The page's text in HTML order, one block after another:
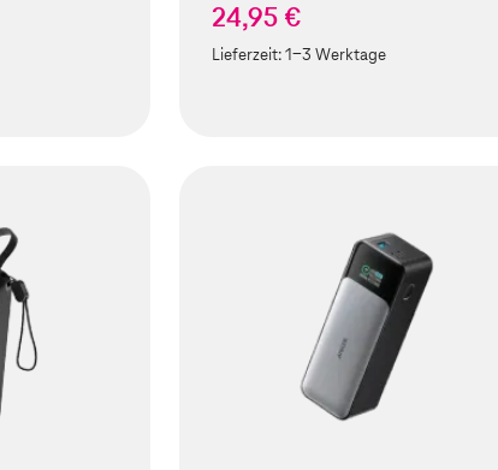
24,95 €
Lieferzeit:1-3 Werktage